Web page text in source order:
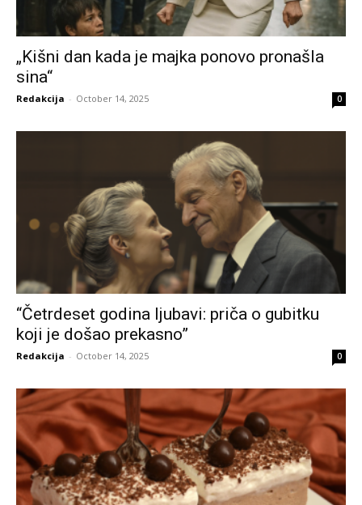
„Kišni dan kada je majka ponovo pronašla
sina“
Redakcija - October 14, 2025 0
“Četrdeset godina ljubavi: priča o gubitku
koji je došao prekasno”
Redakcija - October 14, 2025 0